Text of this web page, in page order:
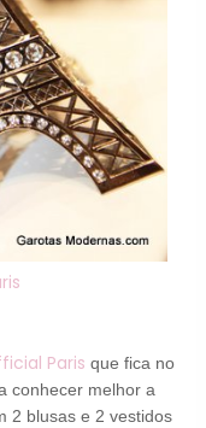
Paris que fica no
conhecer melhor a
2 blusas e 2 vestidos